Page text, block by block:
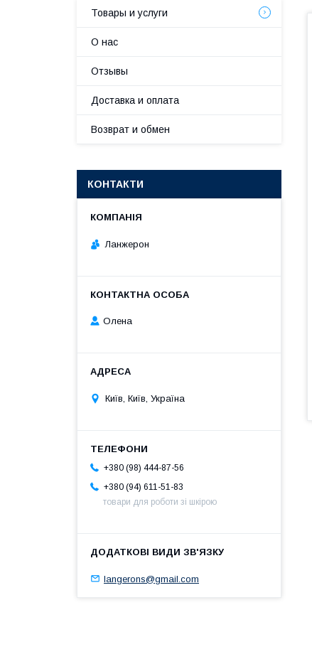
Товары и услуги
О нас
Отзывы
Доставка и оплата
Возврат и обмен
КОНТАКТИ
Ланжерон
Олена
Київ, Київ, Україна
+380 (98) 444-87-56
+380 (94) 611-51-83
товари для роботи зі шкірою
langerons@gmail.com